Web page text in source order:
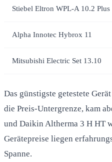
Stiebel Eltron WPL-A 10.2 Plus
Alpha Innotec Hybrox 11
Mitsubishi Electric Set 13.10
Das günstigste getestete
die Preis-Untergrenze, kam
und Daikin Altherma 3 H HT
Gerätepreise liegen
Spanne.